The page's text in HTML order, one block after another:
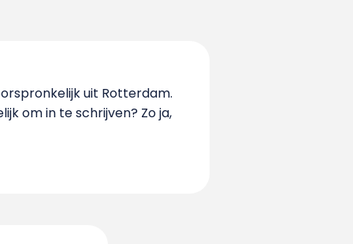
uit Rotterdam.
om in te schrijven? Zo ja,